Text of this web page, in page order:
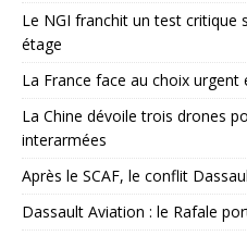
Le NGI franchit un test critique
étage
La France face au choix urgent
La Chine dévoile trois drones
interarmées
Après le SCAF, le conflit
Dassault Aviation : le Rafale